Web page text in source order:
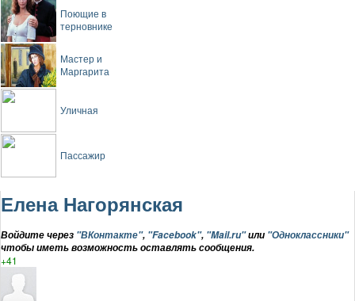
Поющие в
терновнике
Мастер и
Маргарита
Уличная
Пассажир
Елена Нагорянская
Войдите через "ВКонтакте", "Facebook", "Mail.ru"или "Одноклассники"
чтобы иметь возможность оставлять сообщения.
+41